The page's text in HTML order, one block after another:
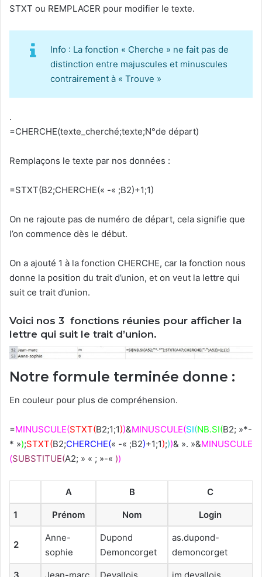
STXT ou REMPLACER pour modifier le texte.
Info : La fonction « Cherche » ne fait pas de
distinction entre majuscules et minuscules
contrairement à « Trouve »
.
=CHERCHE(texte_cherché;texte;N°de départ)
Remplaçons le texte par nos données :
=STXT(B2;CHERCHE(« -« ;B2)+1;1)
On ne rajoute pas de numéro de départ, cela signifie que
l’on commence dès le début.
On a ajouté 1 à la fonction CHERCHE, car la fonction nous
donne la position du trait d’union, et on veut la lettre qui
suit ce trait d’union.
Voici nos 3 fonctions réunies pour afficher la
lettre qui suit le trait d’union.
Notre formule terminée donne :
En couleur pour plus de compréhension.
=MINUSCULE(STXT(B2;1;1))&MINUSCULE(SI(NB.SI(B2; »*-
* »);STXT(B2;CHERCHE(« -« ;B2)+1;1);))& ». »&MINUSCULE
(SUBSTITUE(A2; » « ; »-« ))
A B C
1 Prénom Nom Login
2
Anne-
sophie
Dupond
Demoncorget
as.dupond-
demoncorget